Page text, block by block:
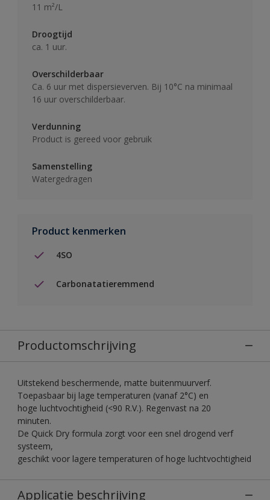
11 m²/L
Droogtijd
ca. 1 uur.
Overschilderbaar
Ca. 6 uur met dispersieverven. Bij 10°C na minimaal
16 uur overschilderbaar.
Verdunning
Product is gereed voor gebruik
Samenstelling
Watergedragen
Product kenmerken
4SO
Carbonatatieremmend
Productomschrijving
Uitstekend beschermende, matte buitenmuurverf.
Toepasbaar bij lage temperaturen (vanaf 2°C) en
hoge luchtvochtigheid (<90 R.V.). Regenvast na 20
minuten.
De Quick Dry formula zorgt voor een snel drogend verf
systeem,
geschikt voor lagere temperaturen of hoge luchtvochtigheid
Applicatie beschrijving